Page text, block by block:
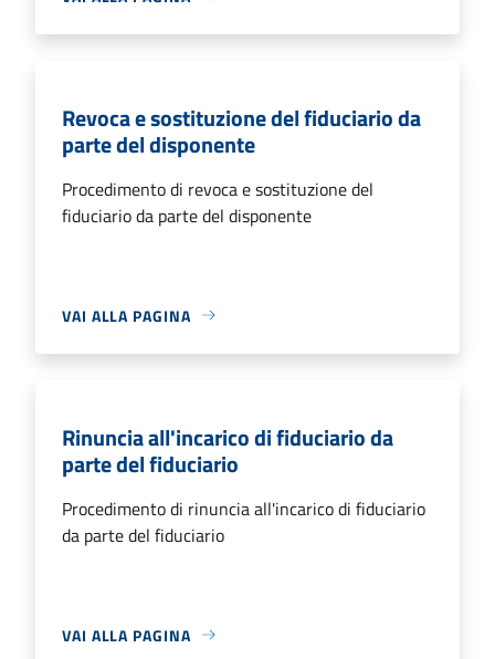
Revoca e sostituzione del fiduciario da
parte del disponente
Procedimento di revoca e sostituzione del
fiduciario da parte del disponente
VAI ALLA PAGINA
Rinuncia all'incarico di fiduciario da
parte del fiduciario
Procedimento di rinuncia all'incarico di fiduciario
da parte del fiduciario
VAI ALLA PAGINA